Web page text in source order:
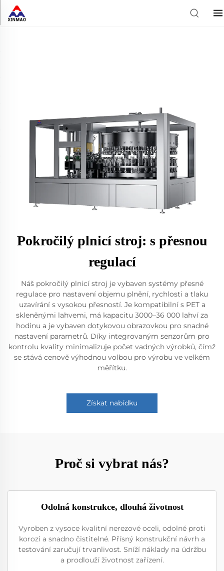
Pokročilý plnicí stroj: s přesnou
regulací
Náš pokročilý plnicí stroj je vybaven systémy přesné
regulace pro nastavení objemu plnění, rychlosti a tlaku
uzavírání s vysokou přesností. Je kompatibilní s PET a
skleněnými lahvemi, má kapacitu 3000–36 000 lahví za
hodinu a je vybaven dotykovou obrazovkou pro snadné
nastavení parametrů. Díky integrovaným senzorům pro
kontrolu kvality minimalizuje počet vadných výrobků, čímž
se stává cenově výhodnou volbou pro výrobu ve velkém
měřítku.
Získat nabídku
Proč si vybrat nás?
Odolná konstrukce, dlouhá životnost
Vyroben z vysoce kvalitní nerezové oceli, odolné proti
korozi a snadno čistitelné. Přísný konstrukční návrh a
testování zaručují trvanlivost. Sníží náklady na údržbu
a prodlouží životnost zařízení.